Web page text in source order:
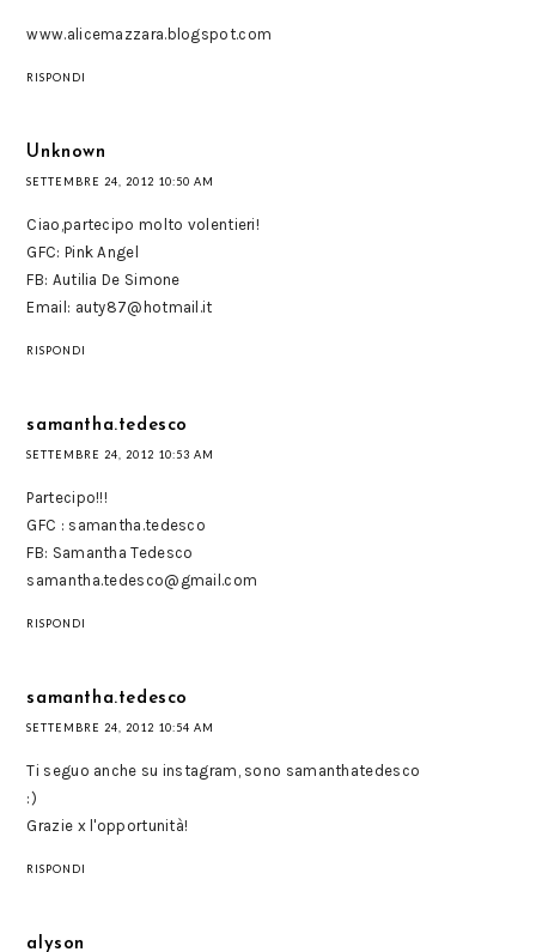
www.alicemazzara.blogspot.com
RISPONDI
Unknown
SETTEMBRE 24, 2012 10:50 AM
Ciao,partecipo molto volentieri!
GFC: Pink Angel
FB: Autilia De Simone
Email: auty87@hotmail.it
RISPONDI
samantha.tedesco
SETTEMBRE 24, 2012 10:53 AM
Partecipo!!!
GFC : samantha.tedesco
FB: Samantha Tedesco
samantha.tedesco@gmail.com
RISPONDI
samantha.tedesco
SETTEMBRE 24, 2012 10:54 AM
Ti seguo anche su instagram, sono samanthatedesco
:)
Grazie x l'opportunità!
RISPONDI
alyson